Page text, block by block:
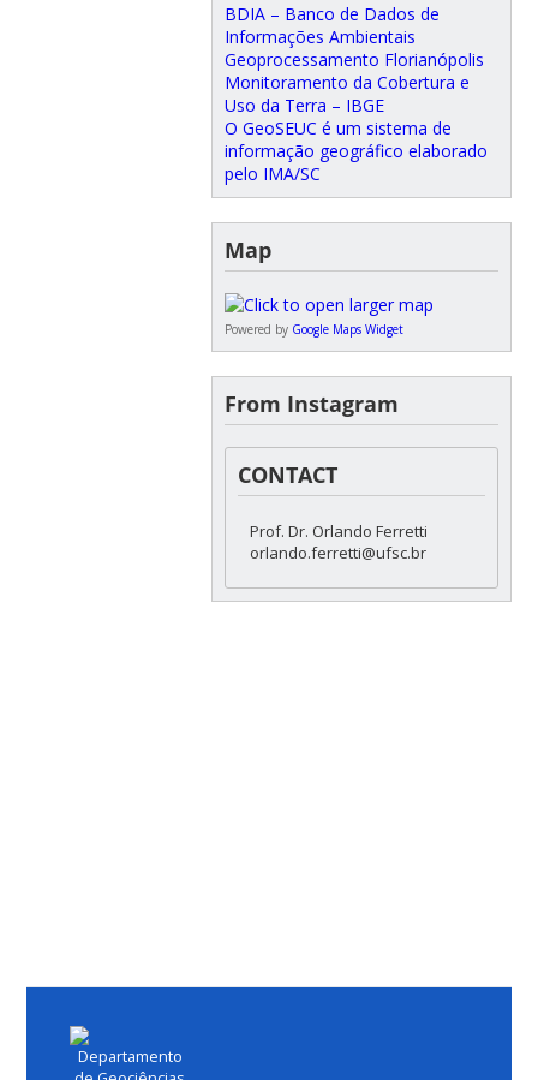
BDIA – Banco de Dados de
Informações Ambientais
Geoprocessamento Florianópolis
Monitoramento da Cobertura e
Uso da Terra – IBGE
O GeoSEUC é um sistema de
informação geográfico elaborado
pelo IMA/SC
Map
Powered by Google Maps Widget
From Instagram
CONTACT
Prof. Dr. Orlando Ferretti
orlando.ferretti@ufsc.br